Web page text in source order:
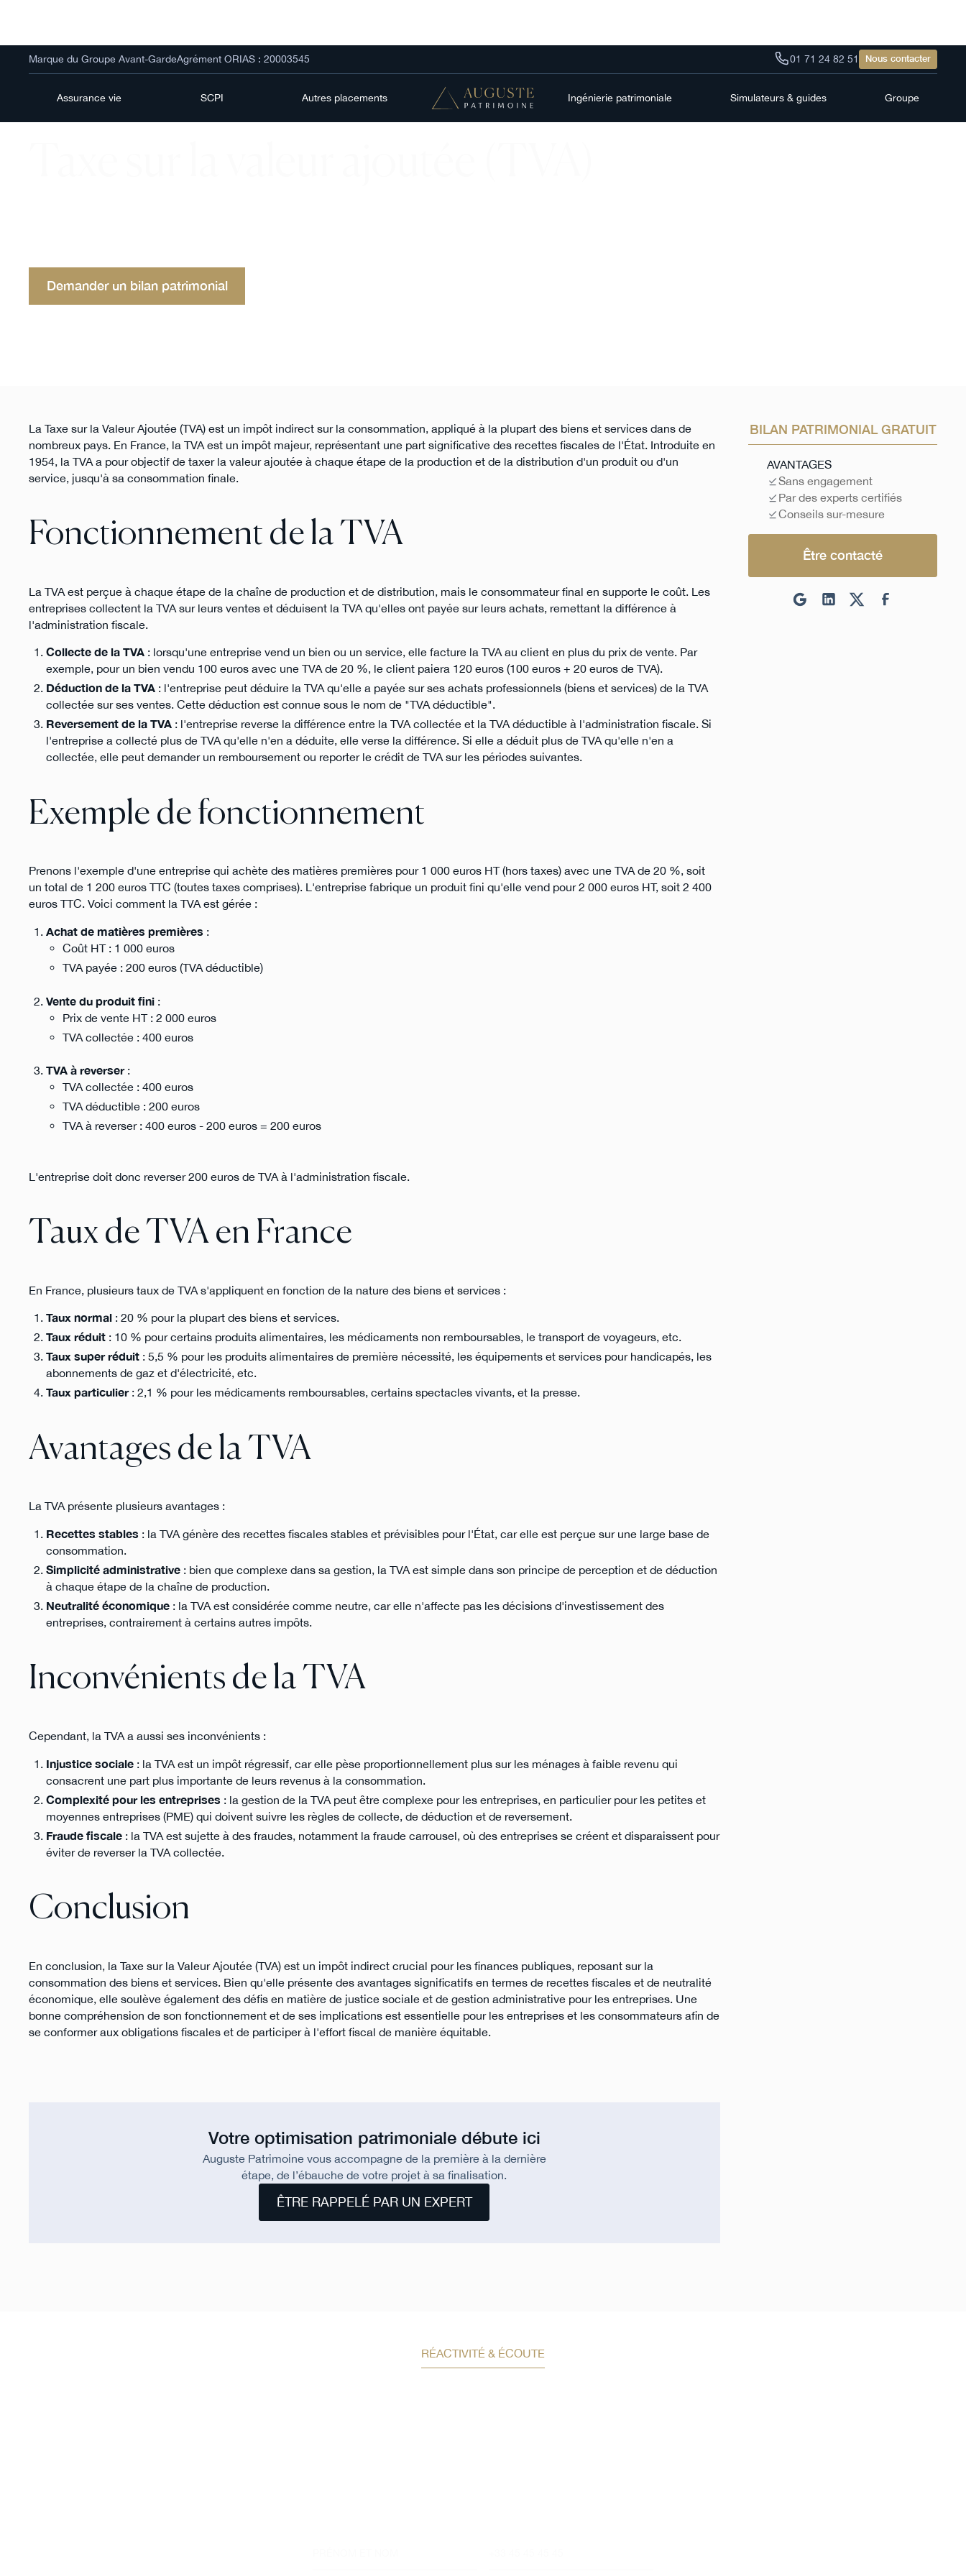
Marque du Groupe Avant-GardeAgrément ORIAS : 20003545 01 71 24 82 51 Nous contacter
Assurance vie SCPI Autres placements Ingénierie patrimoniale Simulateurs & guides Groupe
Demander un bilan patrimonial
La Taxe sur la Valeur Ajoutée (TVA) est un impôt indirect sur la consommation, appliqué à la plupart des biens et services dans de
nombreux pays. En France, la TVA est un impôt majeur, représentant une part significative des recettes fiscales de l'État. Introduite en
1954, la TVA a pour objectif de taxer la valeur ajoutée à chaque étape de la production et de la distribution d'un produit ou d'un
service, jusqu'à sa consommation finale.
Fonctionnement de la TVA
La TVA est perçue à chaque étape de la chaîne de production et de distribution, mais le consommateur final en supporte le coût. Les
entreprises collectent la TVA sur leurs ventes et déduisent la TVA qu'elles ont payée sur leurs achats, remettant la différence à
l'administration fiscale.
Collecte de la TVA: lorsqu'une entreprise vend un bien ou un service, elle facture la TVA au client en plus du prix de vente. Par
exemple, pour un bien vendu 100 euros avec une TVA de 20 %, le client paiera 120 euros (100 euros + 20 euros de TVA).
Déduction de la TVA: l'entreprise peut déduire la TVA qu'elle a payée sur ses achats professionnels (biens et services) de la TVA
collectée sur ses ventes. Cette déduction est connue sous le nom de "TVA déductible".
Reversement de la TVA: l'entreprise reverse la différence entre la TVA collectée et la TVA déductible à l'administration fiscale. Si
l'entreprise a collecté plus de TVA qu'elle n'en a déduite, elle verse la différence. Si elle a déduit plus de TVA qu'elle n'en a
collectée, elle peut demander un remboursement ou reporter le crédit de TVA sur les périodes suivantes.
Exemple de fonctionnement
Prenons l'exemple d'une entreprise qui achète des matières premières pour 1 000 euros HT (hors taxes) avec une TVA de 20 %, soit
un total de 1 200 euros TTC (toutes taxes comprises). L'entreprise fabrique un produit fini qu'elle vend pour 2 000 euros HT, soit 2 400
euros TTC. Voici comment la TVA est gérée :
Achat de matières premières :
Coût HT : 1 000 euros
TVA payée : 200 euros (TVA déductible)
Vente du produit fini:
Prix de vente HT : 2 000 euros
TVA collectée : 400 euros
TVA à reverser:
TVA collectée : 400 euros
TVA déductible : 200 euros
TVA à reverser : 400 euros - 200 euros = 200 euros
L'entreprise doit donc reverser 200 euros de TVA à l'administration fiscale.
Taux de TVA en France
En France, plusieurs taux de TVA s'appliquent en fonction de la nature des biens et services :
Taux normal: 20 % pour la plupart des biens et services.
Taux réduit: 10 % pour certains produits alimentaires, les médicaments non remboursables, le transport de voyageurs, etc.
Taux super réduit: 5,5 % pour les produits alimentaires de première nécessité, les équipements et services pour handicapés, les
abonnements de gaz et d'électricité, etc.
Taux particulier: 2,1 % pour les médicaments remboursables, certains spectacles vivants, et la presse.
Avantages de la TVA
La TVA présente plusieurs avantages :
Recettes stables : la TVA génère des recettes fiscales stables et prévisibles pour l'État, car elle est perçue sur une large base de
consommation.
Simplicité administrative: bien que complexe dans sa gestion, la TVA est simple dans son principe de perception et de déduction
à chaque étape de la chaîne de production.
Neutralité économique: la TVA est considérée comme neutre, car elle n'affecte pas les décisions d'investissement des
entreprises, contrairement à certains autres impôts.
Inconvénients de la TVA
Cependant, la TVA a aussi ses inconvénients :
Injustice sociale: la TVA est un impôt régressif, car elle pèse proportionnellement plus sur les ménages à faible revenu qui
consacrent une part plus importante de leurs revenus à la consommation.
Complexité pour les entreprises : la gestion de la TVA peut être complexe pour les entreprises, en particulier pour les petites et
moyennes entreprises (PME) qui doivent suivre les règles de collecte, de déduction et de reversement.
Fraude fiscale: la TVA est sujette à des fraudes, notamment la fraude carrousel, où des entreprises se créent et disparaissent pour
éviter de reverser la TVA collectée.
Conclusion
En conclusion, la Taxe sur la Valeur Ajoutée (TVA) est un impôt indirect crucial pour les finances publiques, reposant sur la
consommation des biens et services. Bien qu'elle présente des avantages significatifs en termes de recettes fiscales et de neutralité
économique, elle soulève également des défis en matière de justice sociale et de gestion administrative pour les entreprises. Une
bonne compréhension de son fonctionnement et de ses implications est essentielle pour les entreprises et les consommateurs afin de
se conformer aux obligations fiscales et de participer à l'effort fiscal de manière équitable.
Votre optimisation patrimoniale débute ici
Auguste Patrimoine vous accompagne de la première à la dernière
étape, de l’ébauche de votre projet à sa finalisation.
ÊTRE RAPPELÉ PAR UN EXPERT
BILAN PATRIMONIAL GRATUIT
AVANTAGES
Sans engagement
Par des experts certifiés
Conseils sur-mesure
Être contacté
RÉACTIVITÉ & ÉCOUTE